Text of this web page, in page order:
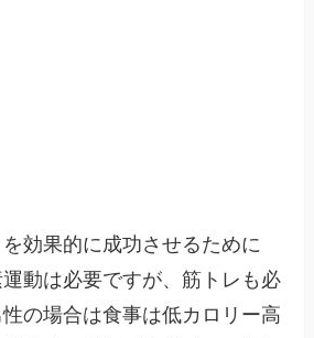
効果的に成功させるために
動は必要ですが、筋トレも必
の場合は食事は低カロリー高